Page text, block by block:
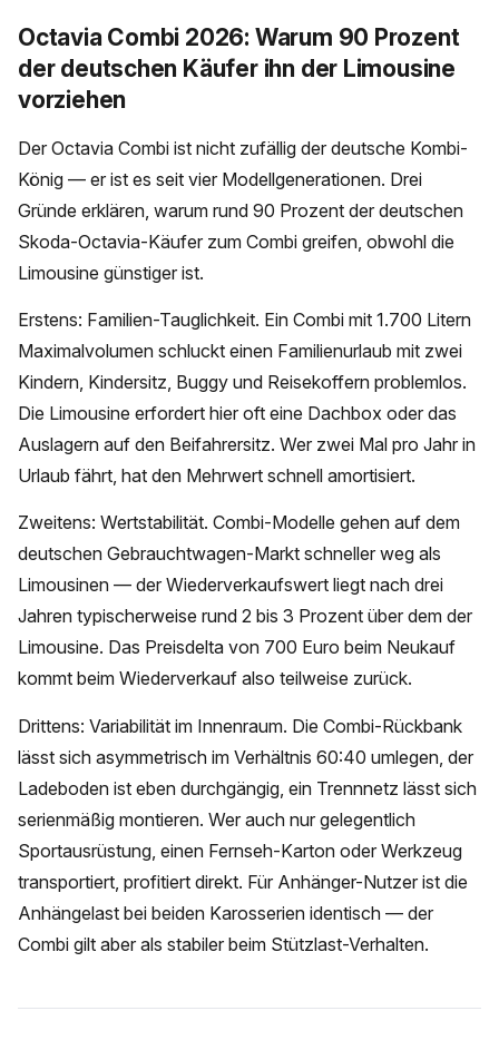
Octavia Combi 2026: Warum 90 Prozent
der deutschen Käufer ihn der Limousine
vorziehen
Der Octavia Combi ist nicht zufällig der deutsche Kombi-
König — er ist es seit vier Modellgenerationen. Drei
Gründe erklären, warum rund 90 Prozent der deutschen
Skoda-Octavia-Käufer zum Combi greifen, obwohl die
Limousine günstiger ist.
Erstens: Familien-Tauglichkeit. Ein Combi mit 1.700 Litern
Maximalvolumen schluckt einen Familienurlaub mit zwei
Kindern, Kindersitz, Buggy und Reisekoffern problemlos.
Die Limousine erfordert hier oft eine Dachbox oder das
Auslagern auf den Beifahrersitz. Wer zwei Mal pro Jahr in
Urlaub fährt, hat den Mehrwert schnell amortisiert.
Zweitens: Wertstabilität. Combi-Modelle gehen auf dem
deutschen Gebrauchtwagen-Markt schneller weg als
Limousinen — der Wiederverkaufswert liegt nach drei
Jahren typischerweise rund 2 bis 3 Prozent über dem der
Limousine. Das Preisdelta von 700 Euro beim Neukauf
kommt beim Wiederverkauf also teilweise zurück.
Drittens: Variabilität im Innenraum. Die Combi-Rückbank
lässt sich asymmetrisch im Verhältnis 60:40 umlegen, der
Ladeboden ist eben durchgängig, ein Trennnetz lässt sich
serienmäßig montieren. Wer auch nur gelegentlich
Sportausrüstung, einen Fernseh-Karton oder Werkzeug
transportiert, profitiert direkt. Für Anhänger-Nutzer ist die
Anhängelast bei beiden Karosserien identisch — der
Combi gilt aber als stabiler beim Stützlast-Verhalten.